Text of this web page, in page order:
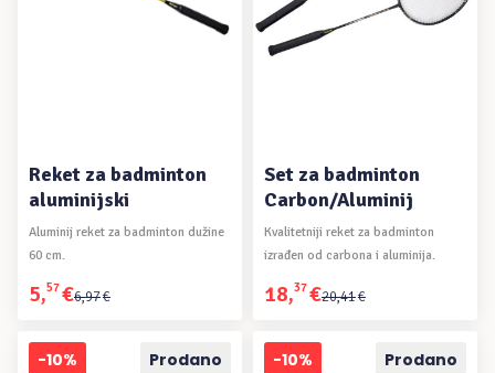
Reket za badminton
aluminijski
Aluminij reket za badminton dužine
60 cm.
6,97€
Izvorna
bila
je:
5,57€
Trenutna
je:
5,57€.
Set za badminton
Carbon/Aluminij
Kvalitetniji reket za badminton
izrađen od carbona i aluminija.
20,41€
Izvorna
bila
je:
18,37€
Trenutna
je:
18,37€.
-10% Prodano -10% Prodano